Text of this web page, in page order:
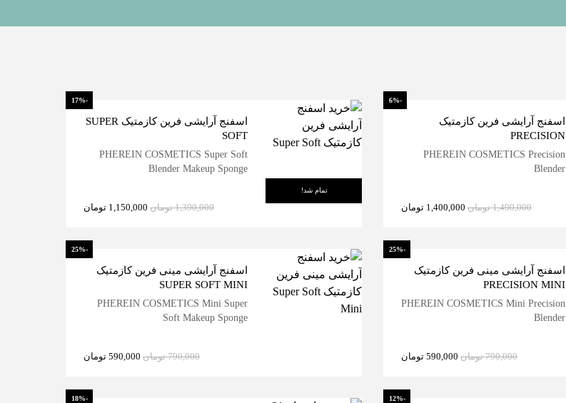
-6%
اسفنج آرایشی فرین کازمتیک
PRECISION
PHEREIN COSMETICS Precision
Blender
1,490,000 تومان 1,400,000 تومان
-17%
تمام شد!
اسفنج آرایشی فرین کازمتیک SUPER
SOFT
PHEREIN COSMETICS Super Soft
Blender Makeup Sponge
1,390,000 تومان 1,150,000 تومان
-25%
اسفنج آرایشی مینی فرین کازمتیک
PRECISION MINI
PHEREIN COSMETICS Mini Precision
Blender
790,000 تومان 590,000 تومان
-25%
اسفنج آرایشی مینی فرین کازمتیک
SUPER SOFT MINI
PHEREIN COSMETICS Mini Super
Soft Makeup Sponge
790,000 تومان 590,000 تومان
-12%
-18%